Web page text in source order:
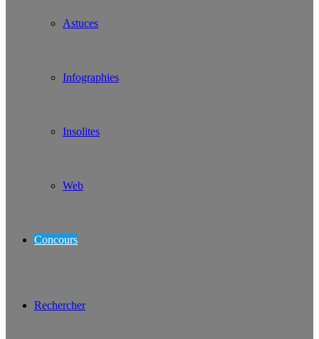
Astuces
Infographies
Insolites
Web
Concours
Rechercher